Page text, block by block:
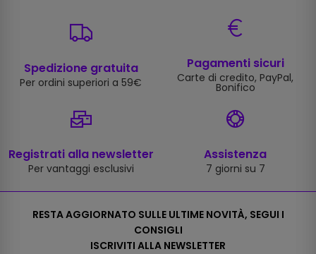
Spedizione gratuita
Per ordini superiori a 59€
Pagamenti sicuri
Carte di credito, PayPal,
Bonifico
Registrati alla newsletter
Per vantaggi esclusivi
Assistenza
7 giorni su 7
RESTA AGGIORNATO SULLE ULTIME NOVITÀ, SEGUI I
CONSIGLI
ISCRIVITI ALLA NEWSLETTER